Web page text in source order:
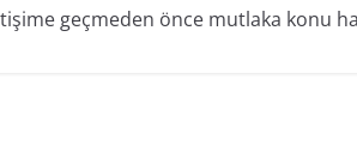
geçmeden önce mutlaka konu